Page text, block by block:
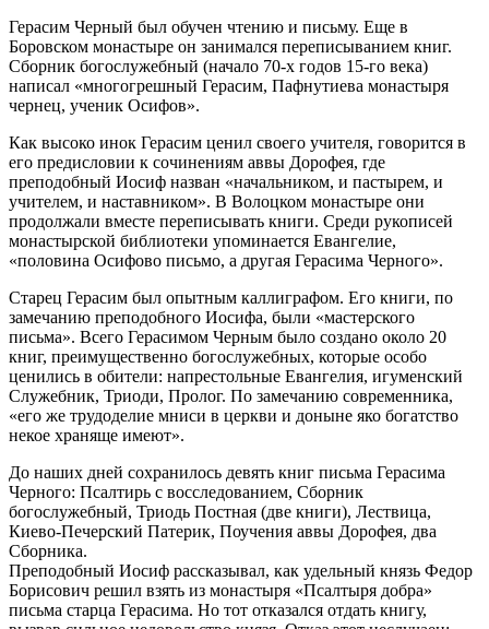
Герасим Черный был обучен чтению и письму. Еще в
Боровском монастыре он занимался переписыванием книг.
Сборник богослужебный (начало 70-х годов 15-го века)
написал «многогрешный Герасим, Пафнутиева монастыря
чернец, ученик Осифов».
Как высоко инок Герасим ценил своего учителя, говорится в
его предисловии к сочинениям аввы Дорофея, где
преподобный Иосиф назван «начальником, и пастырем, и
учителем, и наставником». В Волоцком монастыре они
продолжали вместе переписывать книги. Среди рукописей
монастырской библиотеки упоминается Евангелие,
«половина Осифово письмо, а другая Герасима Черного».
Старец Герасим был опытным каллиграфом. Его книги, по
замечанию преподобного Иосифа, были «мастерского
письма». Всего Герасимом Черным было создано около 20
книг, преимущественно богослужебных, которые особо
ценились в обители: напрестольные Евангелия, игуменский
Служебник, Триоди, Пролог. По замечанию современника,
«его же трудоделие мниси в церкви и доныне яко богатство
некое храняще имеют».
До наших дней сохранилось девять книг письма Герасима
Черного: Псалтирь с восследованием, Сборник
богослужебный, Триодь Постная (две книги), Лествица,
Киево-Печерский Патерик, Поучения аввы Дорофея, два
Сборника.
Преподобный Иосиф рассказывал, как удельный князь Федор
Борисович решил взять из монастыря «Псалтыря добра»
письма старца Герасима. Но тот отказался отдать книгу,